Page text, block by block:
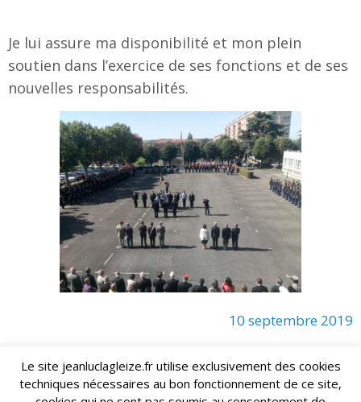
Je lui assure ma disponibilité et mon plein
soutien dans l’exercice de ses fonctions et de ses
nouvelles responsabilités.
10 septembre 2019
Jean-Luc LAGLEIZE - e-mail : lagleize2024@gmail.com
Le site jeanluclagleize.fr utilise exclusivement des cookies
techniques nécessaires au bon fonctionnement de ce site,